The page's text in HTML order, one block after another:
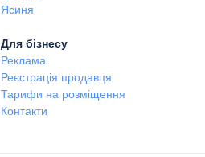
Ясиня
Для бізнесу
Реклама
Реєстрація продавця
Тарифи на розміщення
Контакти